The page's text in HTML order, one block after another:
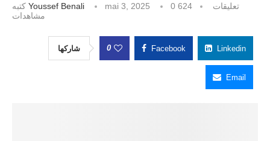
Youssef Benali mai 3, 2025 0 تعليقات
624
مشاهدات
شاركها 0 Facebook Linkedin
Email